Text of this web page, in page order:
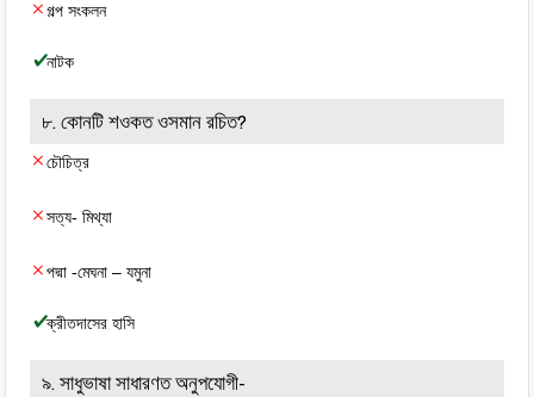
গল্প সংকলন
নাটক
৮. কোনটি শওকত ওসমান রচিত?
চৌচিত্র
সত্য- মিথ্যা
পদ্মা -মেঘনা – যমুনা
ক্রীতদাসের হাসি
৯. সাধুভাষা সাধারণত অনুপযোগী-